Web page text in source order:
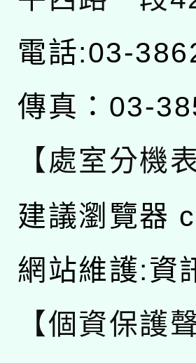
電話:03-
傳真：03-
【處室分機表
建議瀏覽器
網站維護:資
【個資保護